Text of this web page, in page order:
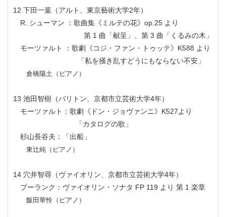
12 下田一葉（アルト、東京藝術大学2年）
R. シューマン ：歌曲集《ミルテの花》op.25 より
第 1 曲「献呈」、第 3 曲「くるみの木」
モーツァルト ：歌劇《コジ・ファン・トゥッテ》K588 より
「私を掻き乱すどうにもならない不安」
倉橋陽土（ピアノ）
13 池田智樹（バリトン、京都市立芸術大学4年）
モーツァルト：歌劇《ドン・ジョヴァンニ》K527より
「カタログの歌」
杉山長谷夫：「出船」
東辻純（ピアノ）
14 穴井智尋（ヴァイオリン、京都市立芸術大学4年）
プーランク：ヴァイオリン・ソナタ FP 119 より 第 1 楽章
飯田華怜（ピアノ）